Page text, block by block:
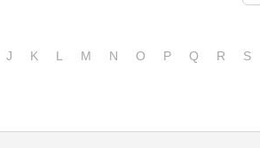
J K L M N O P Q R S